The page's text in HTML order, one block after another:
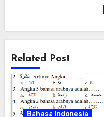
Related Post
Bahasa Indonesia